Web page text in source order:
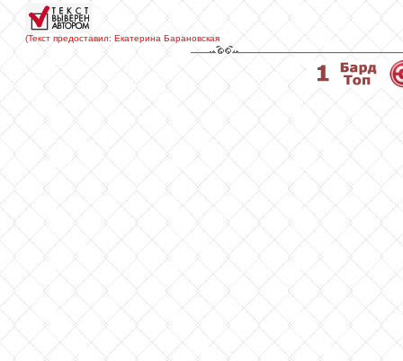
(Текст предоставил: Екатерина Барановская